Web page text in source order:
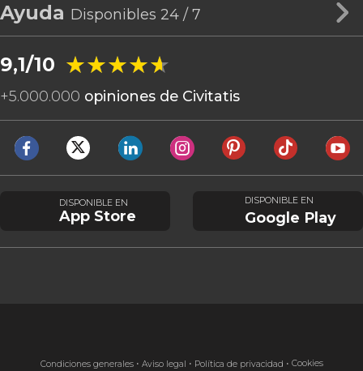
Ayuda Disponibles 24 / 7
9,1/10 ★★★★★
★★★★★
+5.000.000 opiniones de Civitatis
DISPONIBLE EN
App Store
DISPONIBLE EN
Google Play
Condiciones generales Aviso legal Política de privacidad Cookies